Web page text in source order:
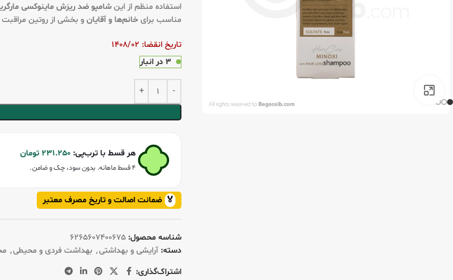
استفاده منظم از این شامپو ضد ریزش ماینوکسی
مناسب برای خانم‌ها و آقایان و بخشی از روتین
تاریخ انقضا: 1408/02
3 در انبار
هر قسط با ترب‌پی: 231.250 تومان
۴ قسط ماهانه. بدون سود، چک و ضامن.
🏅 ضمانت اصالت و تاریخ مصرف معتبر
شناسه محصول: 6265607400675
دسته: آرایشی و بهداشتی, بهداشت فردی و محیطی,
اشتراک‌گذاری: